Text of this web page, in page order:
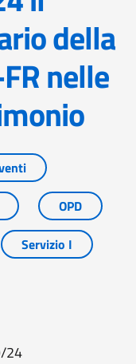
della
nelle
OPD
Servizio I
24